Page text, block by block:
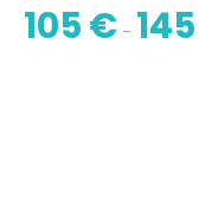
105€ - 145